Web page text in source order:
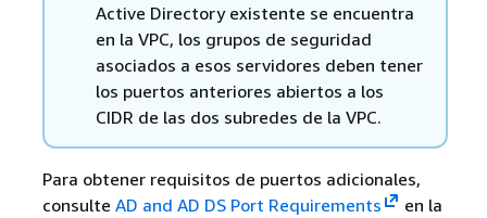
Active Directory existente se encuentra
en la VPC, los grupos de seguridad
asociados a esos servidores deben tener
los puertos anteriores abiertos a los
CIDR de las dos subredes de la VPC.
Para obtener requisitos de puertos adicionales,
consulte AD and AD DS Port Requirements
en la